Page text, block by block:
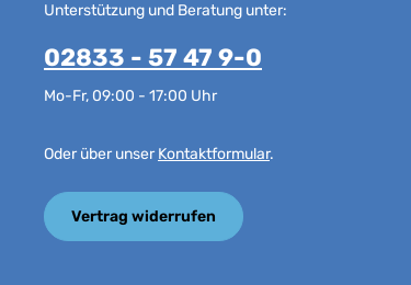
Unterstützung und Beratung unter:
02833 - 57 47 9-0
Mo-Fr, 09:00 - 17:00 Uhr
Oder über unserKontaktformular.
Vertrag widerrufen